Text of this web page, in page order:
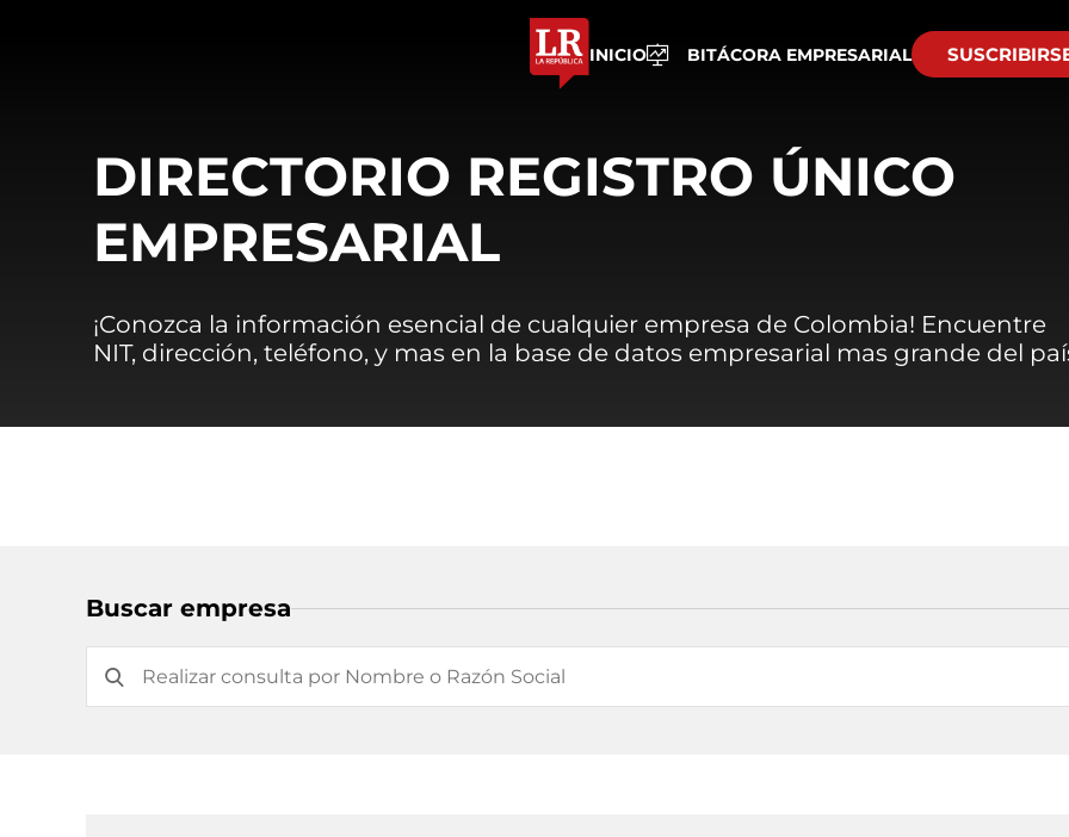
INICIO BITÁCORA EMPRESARIAL
DIRECTORIO REGISTRO ÚNICO
EMPRESARIAL
¡Conozca la información esencial de cualquier empresa de Colombia! Encuentre
NIT, dirección, teléfono, y mas en la base de datos empresarial mas grande del
Buscar empresa